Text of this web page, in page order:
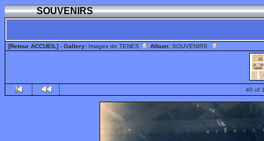
SOUVENIRS
[Retour ACCUEIL] - Gallery: Images de TENES Album: SOUVENIRS
40 of